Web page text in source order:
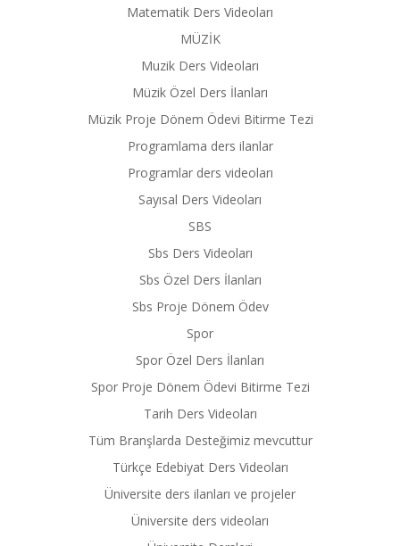
Matematik Ders Videoları
MÜZİK
Muzik Ders Videoları
Müzik Özel Ders İlanları
Müzik Proje Dönem Ödevi Bitirme Tezi
Programlama ders ilanlar
Programlar ders videoları
Sayısal Ders Videoları
SBS
Sbs Ders Videoları
Sbs Özel Ders İlanları
Sbs Proje Dönem Ödev
Spor
Spor Özel Ders İlanları
Spor Proje Dönem Ödevi Bitirme Tezi
Tarih Ders Videoları
Tüm Branşlarda Desteğimiz mevcuttur
Türkçe Edebiyat Ders Videoları
Üniversite ders ilanları ve projeler
Üniversite ders videoları